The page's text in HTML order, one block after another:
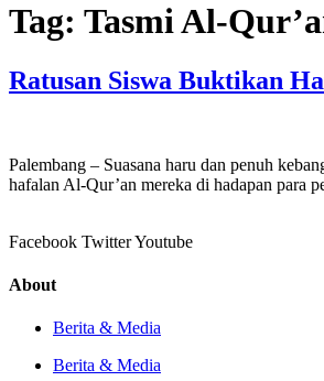
Tag: Tasmi Al-
Ratusan Siswa Buktikan
Palembang – Suasana haru dan penuh
hafalan Al-Qur’an mereka di hadapan para
Facebook TwitterYoutube
About
Berita & Media
Berita & Media